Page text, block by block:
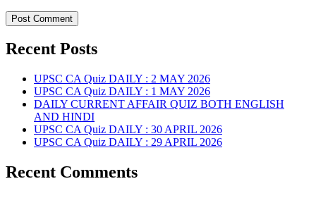
Recent Posts
UPSC CA Quiz DAILY : 2 MAY 2026
UPSC CA Quiz DAILY : 1 MAY 2026
DAILY CURRENT AFFAIR QUIZ BOTH ENGLISH
AND HINDI
UPSC CA Quiz DAILY : 30 APRIL 2026
UPSC CA Quiz DAILY : 29 APRIL 2026
Recent Comments